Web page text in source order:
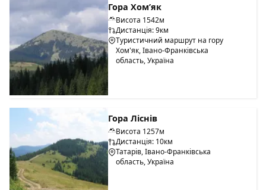
Гора Хом’як
Висота 1542м
Дистанція: 9км
Туристичний маршрут на гору
Хом'як, Івано-Франківська
область, Україна
Гора Ліснів
Висота 1257м
Дистанція: 10км
Татарів, Івано-Франківська
область, Україна